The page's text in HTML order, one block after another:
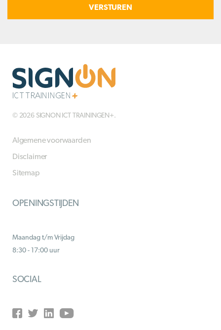
© 2026 SIGNON ICT TRAININGEN+.
Algemene voorwaarden
Disclaimer
Sitemap
OPENINGSTIJDEN
Maandag t/m Vrijdag
8:30 - 17:00 uur
SOCIAL